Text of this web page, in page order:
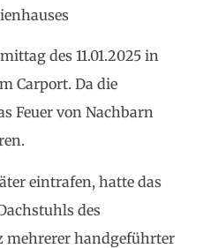
des 11.01.2025 in
Carport. Da die
Feuer von Nachbarn
eintrafen, hatte das
des
mehrerer handgeführter